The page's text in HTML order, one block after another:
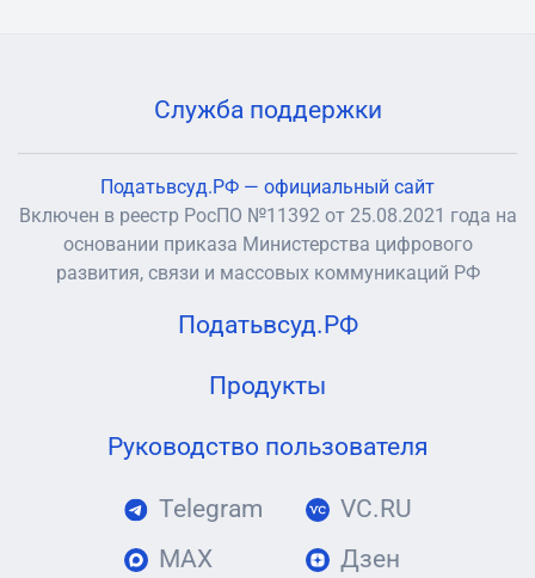
Служба поддержки
Податьвсуд.РФ — официальный сайт
Включен в реестр РосПО №11392 от 25.08.2021 года на
основании приказа Министерства цифрового
развития, связи и массовых коммуникаций РФ
Податьвсуд.РФ
Продукты
Руководство пользователя
Telegram
MAX
VC.RU
Дзен